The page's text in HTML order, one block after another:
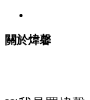
關於煒馨